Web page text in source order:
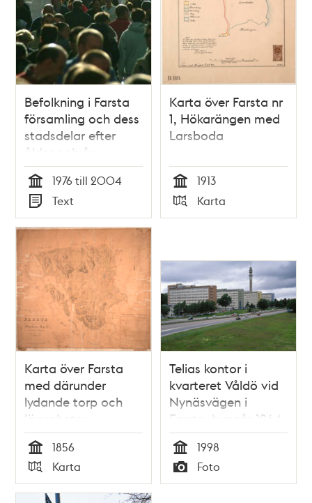
Befolkning i Farsta
församling och dess
stadsdelar efter
ålder och år
Tid
1976 till 2004
Typ
Text
Karta över Farsta nr
1, Hökarängen med
Larsboda
Tid
1913
Typ
Karta
Karta över Farsta
med därunder
lydande torp och
lägenheter
Tid
1856
Typ
Karta
Telias kontor i
kvarteret Våldö vid
Nynäsvägen i
Farsta, byggår 1964
Tid
1998
Typ
Foto